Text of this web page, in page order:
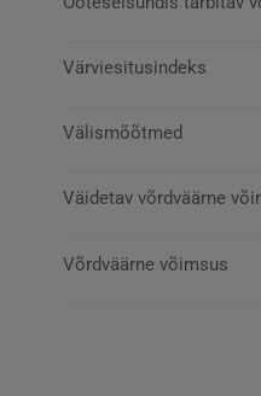
Värviesitusindeks
Välismõõtmed
Väidetav võrdväärne
Võrdväärne võimsus